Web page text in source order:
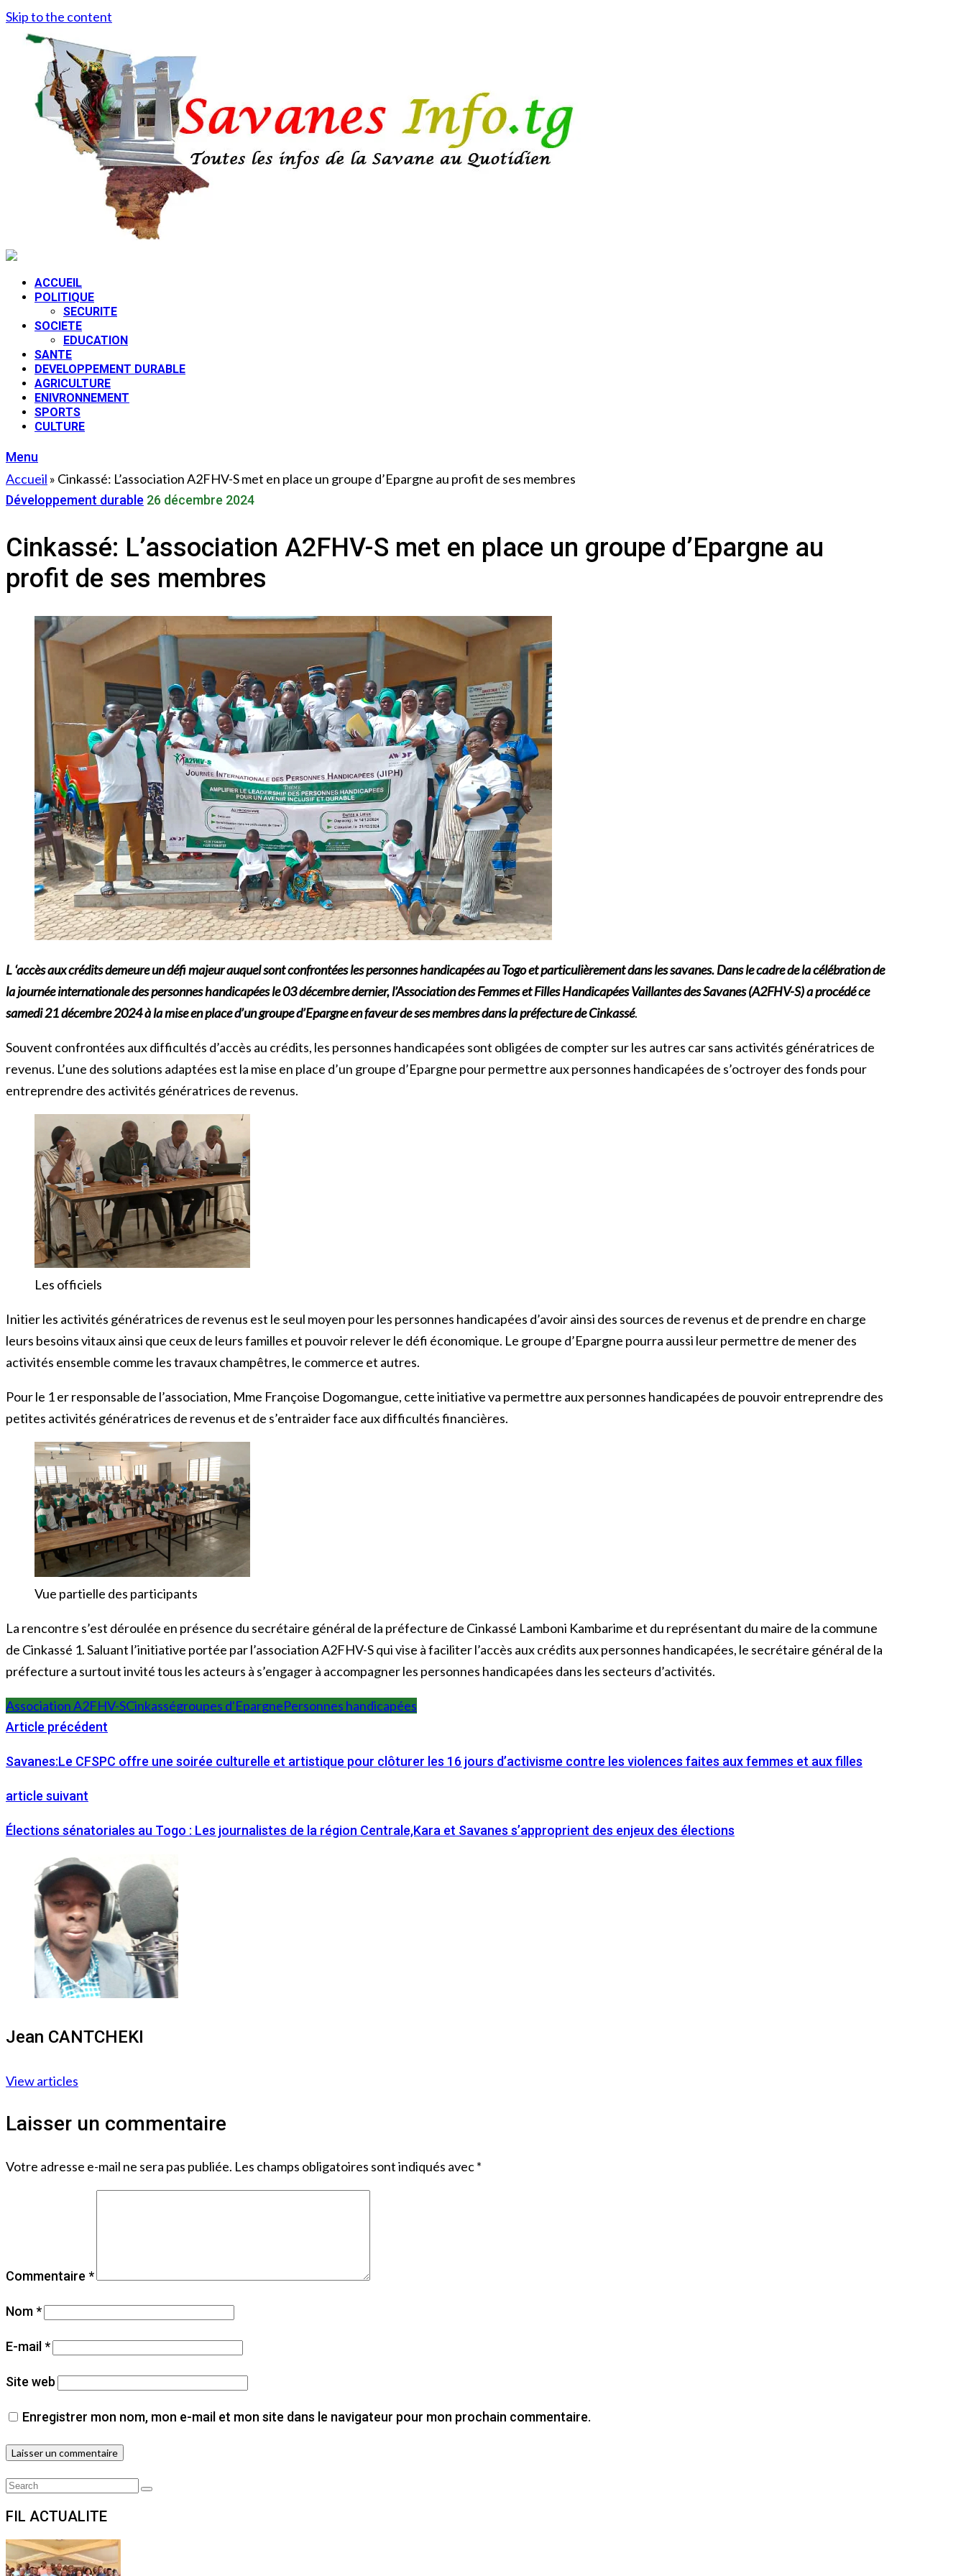
Skip to the content
ACCUEIL
POLITIQUE
SECURITE
SOCIETE
EDUCATION
SANTE
DEVELOPPEMENT DURABLE
AGRICULTURE
ENIVRONNEMENT
SPORTS
CULTURE
Menu
Accueil » Cinkassé: L’association A2FHV-S met en place un groupe d’Epargne au profit de ses membres
Développement durable 26 décembre 2024
Cinkassé: L’association A2FHV-S met en place un groupe d’Epargne au
profit de ses membres
L ‘accès aux crédits demeure un défi majeur auquel sont confrontées les personnes handicapées au Togo et particulièrement dans les savanes. Dans le cadre de la célébration de
la journée internationale des personnes handicapées le 03 décembre dernier, l’Association des Femmes et Filles Handicapées Vaillantes des Savanes (A2FHV-S) a procédé ce
samedi 21 décembre 2024 à la mise en place d’un groupe d’Epargne en faveur de ses membres dans la préfecture de Cinkassé.
Souvent confrontées aux difficultés d’accès au crédits, les personnes handicapées sont obligées de compter sur les autres car sans activités génératrices de
revenus. L’une des solutions adaptées est la mise en place d’un groupe d’Epargne pour permettre aux personnes handicapées de s’octroyer des fonds pour
entreprendre des activités génératrices de revenus.
Les officiels
Initier les activités génératrices de revenus est le seul moyen pour les personnes handicapées d’avoir ainsi des sources de revenus et de prendre en charge
leurs besoins vitaux ainsi que ceux de leurs familles et pouvoir relever le défi économique. Le groupe d’Epargne pourra aussi leur permettre de mener des
activités ensemble comme les travaux champêtres, le commerce et autres.
Pour le 1 er responsable de l’association, Mme Françoise Dogomangue, cette initiative va permettre aux personnes handicapées de pouvoir entreprendre des
petites activités génératrices de revenus et de s’entraider face aux difficultés financières.
Vue partielle des participants
La rencontre s’est déroulée en présence du secrétaire général de la préfecture de Cinkassé Lamboni Kambarime et du représentant du maire de la commune
de Cinkassé 1. Saluant l’initiative portée par l’association A2FHV-S qui vise à faciliter l’accès aux crédits aux personnes handicapées, le secrétaire général de la
préfecture a surtout invité tous les acteurs à s’engager à accompagner les personnes handicapées dans les secteurs d’activités.
Association A2FHV-SCinkasségroupes d'EpargnePersonnes handicapées
Article précédent
Savanes:Le CFSPC offre une soirée culturelle et artistique pour clôturer les 16 jours d’activisme contre les violences faites aux femmes et aux filles
article suivant
Élections sénatoriales au Togo : Les journalistes de la région Centrale,Kara et Savanes s’approprient des enjeux des élections
Jean CANTCHEKI
View articles
Laisser un commentaire
Votre adresse e-mail ne sera pas publiée. Les champs obligatoires sont indiqués avec*
Commentaire *
Nom*
E-mail*
Site web
Enregistrer mon nom, mon e-mail et mon site dans le navigateur pour mon prochain commentaire.
Search
Search
FIL ACTUALITE